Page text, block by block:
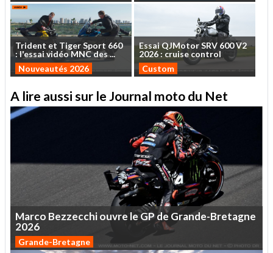
Trident et TigerSport 660
: l'essaividéoMNCdes...
Nouveautés 2026
EssaiQJMotorSRV 600V2
2026 : cruise control
Custom
A lire aussi sur le Journal moto du Net
Marco Bezzecchiouvre leGPde Grande-Bretagne
2026
Grande-Bretagne